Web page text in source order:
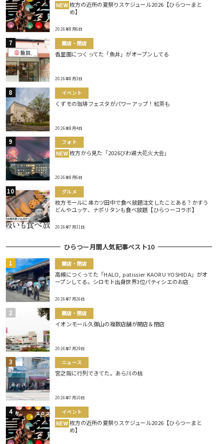
NEW 枚方の近所の夏祭りスケジュール2026【ひらつーまと
め】
2026年8月6日
開店・閉店
香里園につくってた「魚丼」がオープンしてる
2026年8月3日
イベント
くずモの珈琲フェスタがパワーアップ！紅茶も
2026年8月4日
フォト
NEW 枚方から見た「2026びわ湖大花火大会」
2026年8月6日
グルメ
枚方モールに串カツ田中で食べ放題注文したことある？かすう
どんやユッケ、ナポリタンも食べ放題【ひらつーコラボ】
2026年7月31日
ひらつー月間人気記事ベスト10
開店・閉店
高槻につくってた「HALO, patissier KAORU YOSHIDA」がオ
ープンしてる。シロモト出身世界3位パティシエのお店
2026年7月26日
開店・閉店
イオンモール久御山の複数店舗が開店＆閉店
2026年7月29日
ニュース
宮之阪に行列できてた。あら川の桃
2026年7月10日
イベント
NEW 枚方の近所の夏祭りスケジュール2026【ひらつーまと
め】